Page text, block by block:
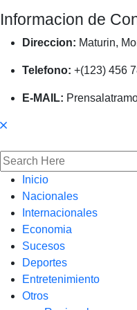
Informacion de
Direccion: Maturin,
Telefono: +(123) 456
E-MAIL:
Inicio
Nacionales
Internacionales
Economia
Sucesos
Deportes
Entretenimiento
Otros